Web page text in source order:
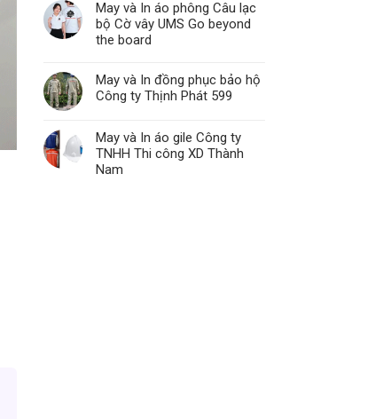
May và In áo phông Câu lạc
bộ Cờ vây UMS Go beyond
the board
May và In đồng phục bảo hộ
Công ty Thịnh Phát 599
May và In áo gile Công ty
TNHH Thi công XD Thành
Nam